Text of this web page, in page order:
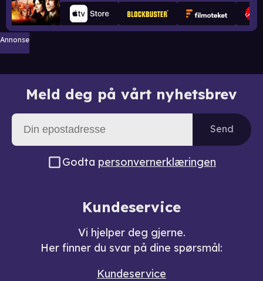
Annonse
Meld deg på vårt nyhetsbrev
Send
Godta personvernerklæringen
Kundeservice
Vi hjelper deg gjerne.
Her finner du svar på dine spørsmål:
Kundeservice